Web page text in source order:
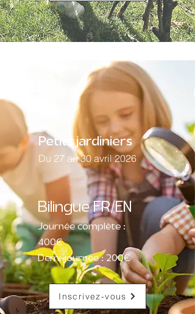
Petits jardiniers
Du 27 au 30 avril 2026
Bilingue FR/EN
Journée complète :
400€
Demi-journée : 200€
Inscrivez-vous